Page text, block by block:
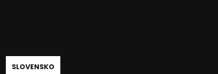
SLOVENSKO